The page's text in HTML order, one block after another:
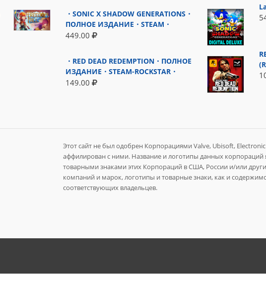
・SONIC X SHADOW GENERATIONS・
ПОЛНОЕ ИЗДАНИЕ・STEAM・
449.00
・RED DEAD REDEMPTION・ПОЛНОЕ
ИЗДАНИЕ・STEAM-ROCKSTAR・
149.00
Этот сайт не был одобрен Корпорациями Valve, Ubisoft,
аффилирован с ними. Название и логотипы данных
товарными знаками этих Корпораций в США, России и/или
компаний и марок, логотипы и товарные знаки, как и
соответствующих владельцев.